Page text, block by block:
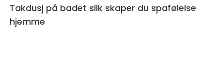
Takdusj på badet slik skaper du spafølelse
hjemme